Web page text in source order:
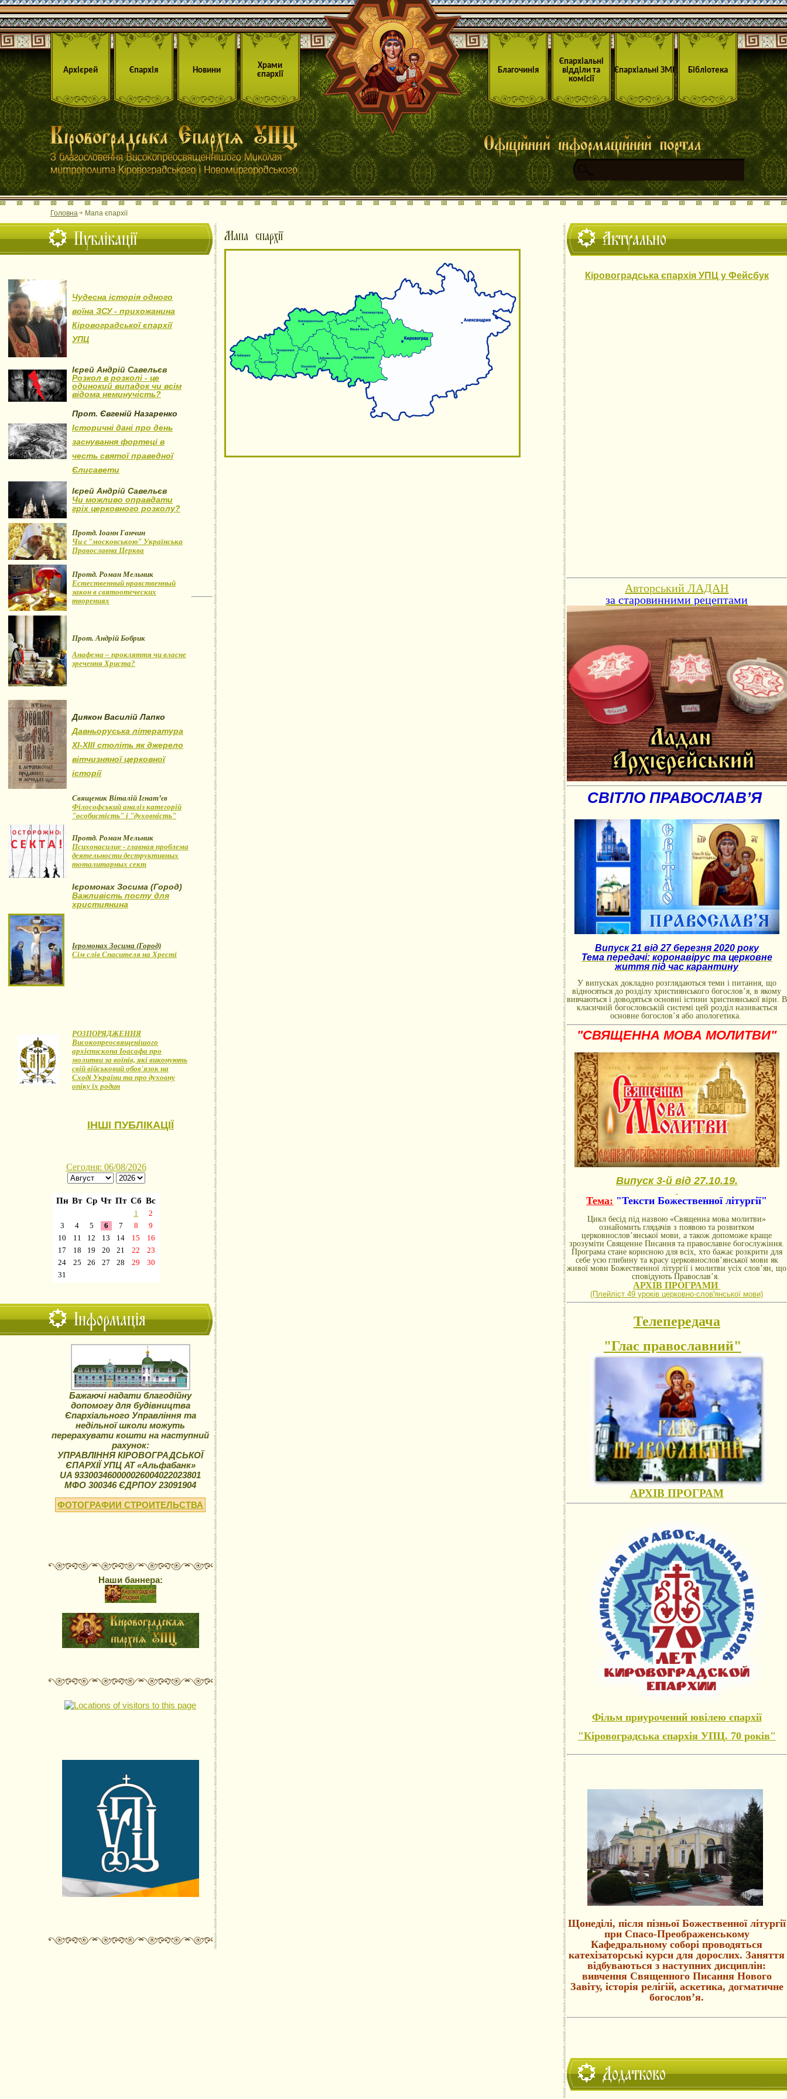
Архієрей Єпархія Новини
Храми
єпархії
Благочинія
Єпархіальні
відділи та
комісії
Єпархіальні ЗМІ Бібліотека
Головна Мапа єпархії
Актуально
Кіровоградська єпархія УПЦ у Фейсбук
Авторський ЛАДАН
за старовинними рецептами
СВІТЛО ПРАВОСЛАВ’Я
Випуск 21 від 27 березня 2020 року
Тема передачі: коронавірус та церковне
життя під час карантину
У випусках докладно розглядаються теми і питання, що
відносяться до розділу християнського богослов’я, в якому
вивчаються і доводяться основні істини християнської віри. В
класичній богословській системі цей розділ називається
основне богослов’я або апологетика.
"СВЯЩЕННА МОВА МОЛИТВИ"
Випуск 3-й від 27.10.19.
Тема: "Тексти Божественної літургії"
Цикл бесід під назвою «Священна мова молитви»
ознайомить глядачів з появою та розвитком
церковнослов’янської мови, а також допоможе краще
зрозуміти Священне Писання та православне богослужіння.
Програма стане корисною для всіх, хто бажає розкрити для
себе усю глибину та красу церковнослов’янської мови як
живої мови Божественної літургії і молитви усіх слов’ян, що
сповідують Православ’я.
АРХІВ ПРОГРАМИ
(Плейліст 49 уроків церковно-словꞌянської мови)
Телепередача
"Глас православний"
АРХІВ ПРОГРАМ
Фільм приурочений ювілею єпархії
"Кіровоградська єпархія УПЦ. 70 років"
Щонеділі, після пізньої Божественної літургії
при Спасо-Преображенському
Кафедральному соборі проводяться
катехізаторські курси для дорослих. Заняття
відбуваються з наступних дисциплін:
вивчення Священного Писання Нового
Завіту, історія релігій, аскетика, догматичне
богослов’я.
Додатково
Публікації
Чудесна історія одного
воїна ЗСУ - прихожанина
Кіровоградської єпархії
УПЦ
Ієрей Андрій Савельєв
Розкол в розколі - це
одинокий випадок чи всім
відома неминучість?
Прот. Євгеній Назаренко
Історичні дані про день
заснування фортеці в
честь святої праведної
Єлисавети
Ієрей Андрій Савельєв
Чи можливо оправдати
гріх церковного розколу?
Протд. Іоанн Ганчин
Чи є "московською" Українська
Православна Церква
Протд. Роман Мельник
Естественный нравственный
закон в святоотеческих
творениях
Прот. Андрій Бобрик
Анафема – прокляття чи власне
зречення Христа?
Диякон Василій Лапко
Давньоруська література
XI-XIII століть як джерело
вітчизняної церковної
історії
Священик Віталій Ігнат’єв
Філософський аналіз категорій
"особистість" і "духовність"
Протд. Роман Мельник
Психонасилие - главная проблема
деятельности деструктивных
тоталитарных сект
Ієромонах Зосима (Город)
Важливість посту для
християнина
Ієромонах Зосима (Город)
Сім слів Спасителя на Хресті
РОЗПОРЯДЖЕННЯ
Високопреосвященішого
архієпископа Іоасафа про
молитви за воїнів, які виконують
свій військовий обов'язок на
Сході України та про духовну
опіку їх родин
ІНШІ ПУБЛІКАЦІЇ
Інформація
Бажаючі надати благодійну
допомогу для будівництва
Єпархіального Управління та
недільної школи можуть
перерахувати кошти на наступний
рахунок:
УПРАВЛІННЯ КІРОВОГРАДСЬКОЇ
ЄПАРХІЇ УПЦ АТ «Альфабанк»
UA 933003460000026004022023801
МФО 300346 ЄДРПОУ 23091904
ФОТОГРАФИИ СТРОИТЕЛЬСТВА
Наши баннера:
Мапа єпархії